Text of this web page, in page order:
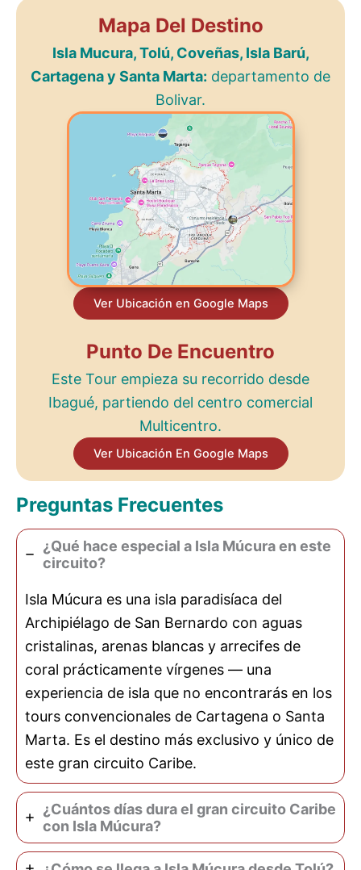
Mapa Del Destino
Isla Mucura, Tolú, Coveñas, Isla Barú,
Cartagena y Santa Marta: departamento de
Bolivar.
Ver Ubicación en Google Maps
Punto De Encuentro
Este Tour empieza su recorrido desde
Ibagué, partiendo del centro comercial
Multicentro.
Ver Ubicación En Google Maps
Preguntas Frecuentes
¿Qué hace especial a Isla Múcura en este
circuito?
Isla Múcura es una isla paradisíaca del
Archipiélago de San Bernardo con aguas
cristalinas, arenas blancas y arrecifes de
coral prácticamente vírgenes — una
experiencia de isla que no encontrarás en los
tours convencionales de Cartagena o Santa
Marta. Es el destino más exclusivo y único de
este gran circuito Caribe.
¿Cuántos días dura el gran circuito Caribe
con Isla Múcura?